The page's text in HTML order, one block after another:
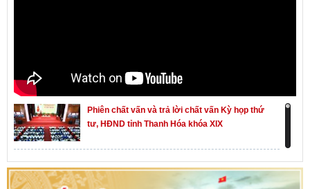
Phiên chất vấn và trả lời chất vấn Kỳ họp thứ
tư, HĐND tỉnh Thanh Hóa khóa XIX
Khai mạc kỳ họp thứ Nhất, Quốc hội khóa XVI